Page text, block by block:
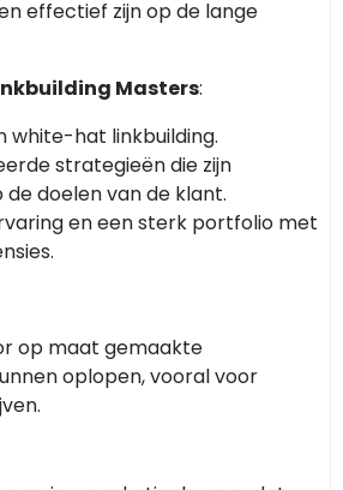
effectief zijn op de lange
Masters:
white-hat linkbuilding.
strategieën die zijn
doelen van de klant.
en een sterk portfolio met
op maat gemaakte
oplopen, vooral voor